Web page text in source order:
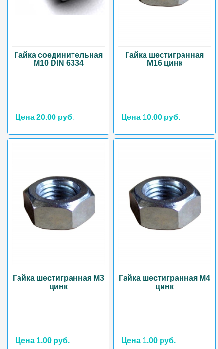
Гайка соединительная
М10 DIN 6334
Цена 20.00 руб.
Гайка шестигранная
М16 цинк
Цена 10.00 руб.
Гайка шестигранная М3
цинк
Цена 1.00 руб.
Гайка шестигранная М4
цинк
Цена 1.00 руб.